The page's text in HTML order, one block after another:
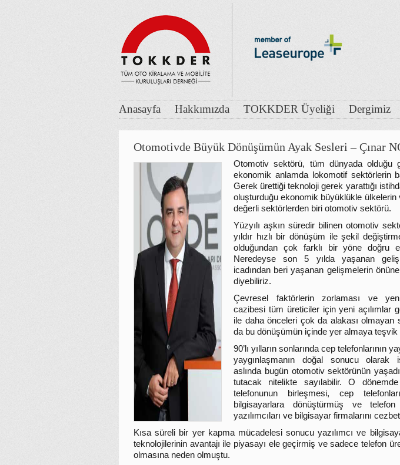
Anasayfa Hakkımızda TOKKDER Üyeliği Dergimiz
Otomotivde Büyük Dönüşümün Ayak Sesleri – Çınar
Otomotiv sektörü, tüm dünyada olduğu
ekonomik anlamda lokomotif sektörlerin
Gerek ürettiği teknoloji gerek yarattığı
oluşturduğu ekonomik büyüklükle ülkelerin
değerli sektörlerden biri otomotiv sektörü.
Yüzyılı aşkın süredir bilinen otomotiv
yıldır hızlı bir dönüşüm ile şekil
olduğundan çok farklı bir yöne doğru
Neredeyse son 5 yılda yaşanan
icadından beri yaşanan gelişmelerin
diyebiliriz.
Çevresel faktörlerin zorlaması ve
cazibesi tüm üreticiler için yeni açılımlar
ile daha önceleri çok da alakası olmayan
da bu dönüşümün içinde yer almaya teşvik
90’lı yılların sonlarında cep telefonlarının
yaygınlaşmanın doğal sonucu olarak
aslında bugün otomotiv sektörünün
tutacak nitelikte sayılabilir. O
telefonunun birleşmesi, cep
bilgisayarlara dönüştürmüş ve
yazılımcıları ve bilgisayar firmalarını
Kısa süreli bir yer kapma mücadelesi sonucu yazılımcı ve
teknolojilerinin avantajı ile piyasayı ele geçirmiş ve sadece telefon
olmasına neden olmuştu.